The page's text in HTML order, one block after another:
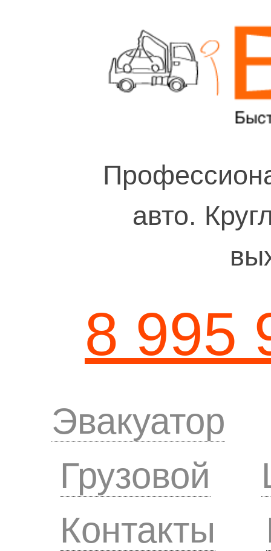
авто.
8 995
Эвакуатор
Грузовой
Контакты